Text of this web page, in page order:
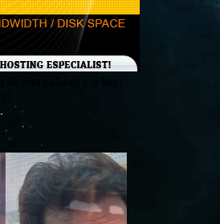
de alta calidad y a bajo